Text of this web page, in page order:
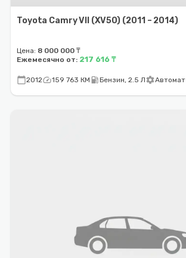
Toyota Camry VII (XV50) (2011 – 2014)
Цена: 8 000 000 ₸
Ежемесячно от: 217 616 ₸
calendar_today2012speed159 763 КМ local_gas_stationБензин, 2.5 ЛsettingsАвтомат